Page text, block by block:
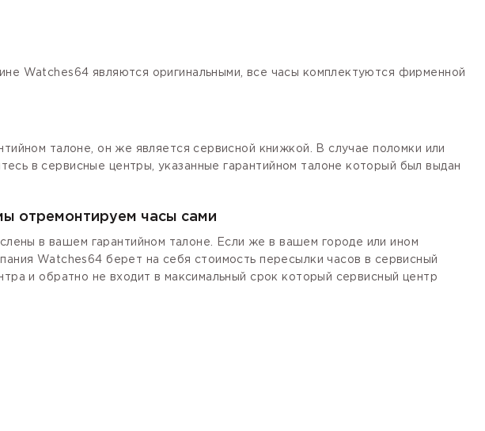
Watches64 являются оригинальными, все часы комплектуются фирменной
талоне, он же является сервисной книжкой. В случае поломки или
в сервисные центры, указанные гарантийном талоне который был выдан
отремонтируем часы сами
в вашем гарантийном талоне. Если же в вашем городе или ином
Watches64 берет на себя стоимость пересылки часов в сервисный
и обратно не входит в максимальный срок который сервисный центр